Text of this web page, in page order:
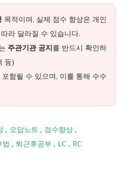
목적이며, 실제 점수 향상은 개인
라 달라질 수 있습니다.
주관기관 공지를 반드시 확인하
등)
함될 수 있으며, 이를 통해 수수
오답노트
점수향상
법 퇴근후공부 LC
RC